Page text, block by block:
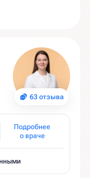
63 отзыва
Подробнее
о враче